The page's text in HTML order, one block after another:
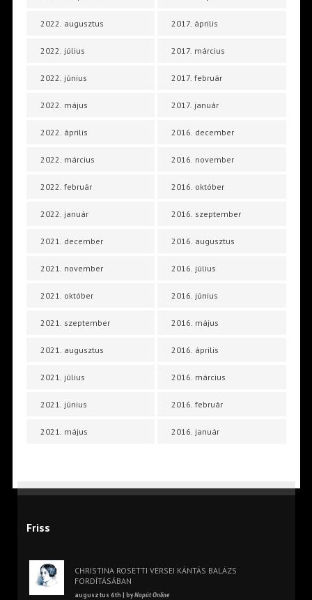
2022. augusztus
2022. július
2022. június
2022. május
2022. április
2022. március
2022. február
2022. január
2021. december
2021. november
2021. október
2021. szeptember
2021. augusztus
2021. július
2021. június
2021. május
2017. április
2017. március
2017. február
2017. január
2016. december
2016. november
2016. október
2016. szeptember
2016. augusztus
2016. július
2016. június
2016. május
2016. április
2016. március
2016. február
2016. január
Friss
CHRISTINA ROSETTI VERSEI KÁNTÁS BALÁZS
FORDÍTÁSÁBAN
augusztus 6th | byNapút Online